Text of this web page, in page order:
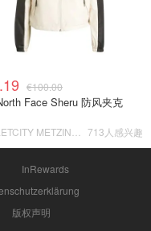
€100.00
Face Sheru 防风夹克
713人感兴趣
InRewards
版权声明